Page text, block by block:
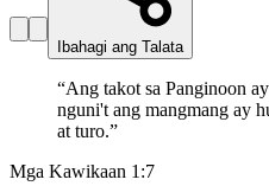
Ibahagi ang Talata
“Ang takot sa Panginoon
nguni't ang mangmang ay
at turo.”
Mga Kawikaan 1:7